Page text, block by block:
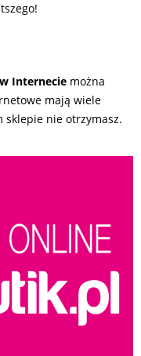
Internecie można
mają wiele
sklepie nie otrzymasz.